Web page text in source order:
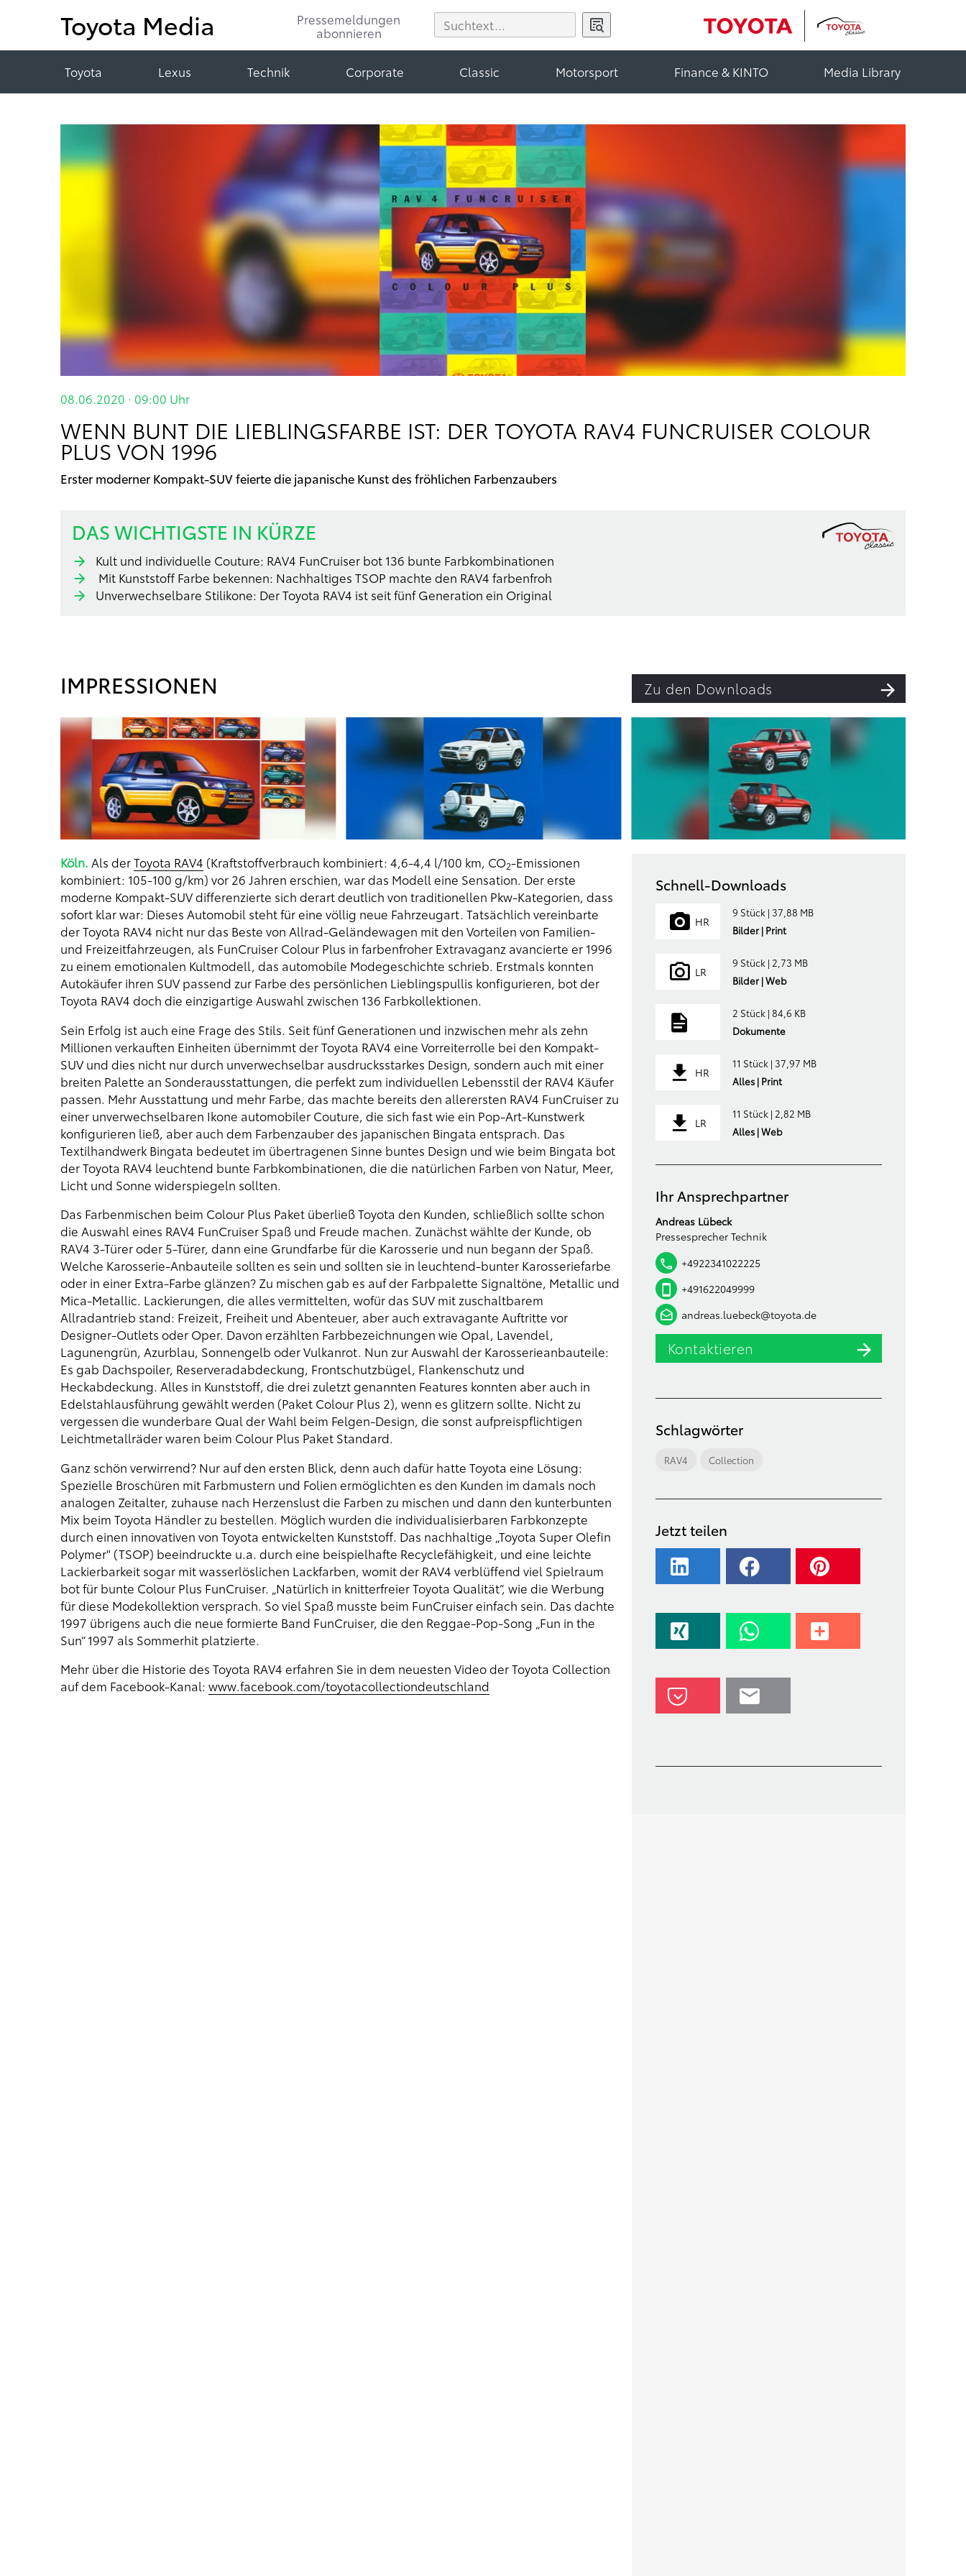
Toyota Media
Pressemeldungen
abonnieren
Toyota Lexus Technik Corporate Classic Motorsport Finance & KINTO Media Library
08.06.2020 · 09:00 Uhr
WENN BUNT DIE LIEBLINGSFARBE IST: DER TOYOTA RAV4 FUNCRUISER COLOUR
PLUS VON 1996
Erster moderner Kompakt-SUV feierte die japanische Kunst des fröhlichen Farbenzaubers
DAS WICHTIGSTE IN KÜRZE
Kult und individuelle Couture: RAV4 FunCruiser bot 136 bunte Farbkombinationen
Mit Kunststoff Farbe bekennen: Nachhaltiges TSOP machte den RAV4 farbenfroh
Unverwechselbare Stilikone: Der Toyota RAV4 ist seit fünf Generation ein Original
IMPRESSIONEN Zu den Downloads
Köln. Als derToyota RAV4 (Kraftstoffverbrauch kombiniert: 4,6-4,4 l/100 km, CO2-Emissionen
kombiniert: 105-100 g/km) vor 26 Jahren erschien, war das Modell eine Sensation. Der erste
moderne Kompakt-SUV differenzierte sich derart deutlich von traditionellen Pkw-Kategorien, dass
sofort klar war: Dieses Automobil steht für eine völlig neue Fahrzeugart. Tatsächlich vereinbarte
der Toyota RAV4 nicht nur das Beste von Allrad-Geländewagen mit den Vorteilen von Familien-
und Freizeitfahrzeugen, als FunCruiser Colour Plus in farbenfroher Extravaganz avancierte er 1996
zu einem emotionalen Kultmodell, das automobile Modegeschichte schrieb. Erstmals konnten
Autokäufer ihren SUV passend zur Farbe des persönlichen Lieblingspullis konfigurieren, bot der
Toyota RAV4 doch die einzigartige Auswahl zwischen 136 Farbkollektionen.
Sein Erfolg ist auch eine Frage des Stils. Seit fünf Generationen und inzwischen mehr als zehn
Millionen verkauften Einheiten übernimmt der Toyota RAV4 eine Vorreiterrolle bei den Kompakt-
SUV und dies nicht nur durch unverwechselbar ausdrucksstarkes Design, sondern auch mit einer
breiten Palette an Sonderausstattungen, die perfekt zum individuellen Lebensstil der RAV4 Käufer
passen. Mehr Ausstattung und mehr Farbe, das machte bereits den allerersten RAV4 FunCruiser zu
einer unverwechselbaren Ikone automobiler Couture, die sich fast wie ein Pop-Art-Kunstwerk
konfigurieren ließ, aber auch dem Farbenzauber des japanischen Bingata entsprach. Das
Textilhandwerk Bingata bedeutet im übertragenen Sinne buntes Design und wie beim Bingata bot
der Toyota RAV4 leuchtend bunte Farbkombinationen, die die natürlichen Farben von Natur, Meer,
Licht und Sonne widerspiegeln sollten.
Das Farbenmischen beim Colour Plus Paket überließ Toyota den Kunden, schließlich sollte schon
die Auswahl eines RAV4 FunCruiser Spaß und Freude machen. Zunächst wählte der Kunde, ob
RAV4 3-Türer oder 5-Türer, dann eine Grundfarbe für die Karosserie und nun begann der Spaß.
Welche Karosserie-Anbauteile sollten es sein und sollten sie in leuchtend-bunter Karosseriefarbe
oder in einer Extra-Farbe glänzen? Zu mischen gab es auf der Farbpalette Signaltöne, Metallic und
Mica-Metallic. Lackierungen, die alles vermittelten, wofür das SUV mit zuschaltbarem
Allradantrieb stand: Freizeit, Freiheit und Abenteuer, aber auch extravagante Auftritte vor
Designer-Outlets oder Oper. Davon erzählten Farbbezeichnungen wie Opal, Lavendel,
Lagunengrün, Azurblau, Sonnengelb oder Vulkanrot. Nun zur Auswahl der Karosserieanbauteile:
Es gab Dachspoiler, Reserveradabdeckung, Frontschutzbügel, Flankenschutz und
Heckabdeckung. Alles in Kunststoff, die drei zuletzt genannten Features konnten aber auch in
Edelstahlausführung gewählt werden (Paket Colour Plus 2), wenn es glitzern sollte. Nicht zu
vergessen die wunderbare Qual der Wahl beim Felgen-Design, die sonst aufpreispflichtigen
Leichtmetallräder waren beim Colour Plus Paket Standard.
Ganz schön verwirrend? Nur auf den ersten Blick, denn auch dafür hatte Toyota eine Lösung:
Spezielle Broschüren mit Farbmustern und Folien ermöglichten es den Kunden im damals noch
analogen Zeitalter, zuhause nach Herzenslust die Farben zu mischen und dann den kunterbunten
Mix beim Toyota Händler zu bestellen. Möglich wurden die individualisierbaren Farbkonzepte
durch einen innovativen von Toyota entwickelten Kunststoff. Das nachhaltige „Toyota Super Olefin
Polymer" (TSOP) beeindruckte u.a. durch eine beispielhafte Recyclefähigkeit, und eine leichte
Lackierbarkeit sogar mit wasserlöslichen Lackfarben, womit der RAV4 verblüffend viel Spielraum
bot für bunte Colour Plus FunCruiser. „Natürlich in knitterfreier Toyota Qualität“, wie die Werbung
für diese Modekollektion versprach. So viel Spaß musste beim FunCruiser einfach sein. Das dachte
1997 übrigens auch die neue formierte Band FunCruiser, die den Reggae-Pop-Song „Fun in the
Sun“ 1997 als Sommerhit platzierte.
Mehr über die Historie des Toyota RAV4 erfahren Sie in dem neuesten Video der Toyota Collection
auf dem Facebook-Kanal: www.facebook.com/toyotacollectiondeutschland
Schnell-Downloads
HR
9 Stück | 37,88 MB
Bilder | Print
LR
9 Stück | 2,73 MB
Bilder | Web
2 Stück | 84,6 KB
Dokumente
HR
11 Stück | 37,97 MB
Alles | Print
LR
11 Stück | 2,82 MB
Alles | Web
Ihr Ansprechpartner
Andreas Lübeck
Pressesprecher Technik
+4922341022225
+491622049999
andreas.luebeck@toyota.de
Kontaktieren
Schlagwörter
RAV4 Collection
Jetzt teilen